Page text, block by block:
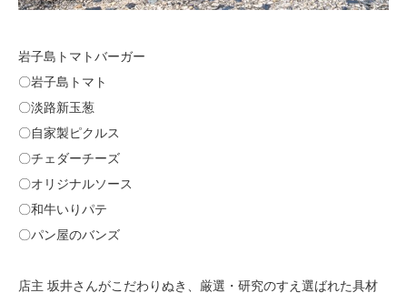
岩子島トマトバーガー
〇岩子島トマト
〇淡路新玉葱
〇自家製ピクルス
〇チェダーチーズ
〇オリジナルソース
〇和牛いりパテ
〇パン屋のバンズ
店主 坂井さんがこだわりぬき、厳選・研究のすえ選ばれた具材